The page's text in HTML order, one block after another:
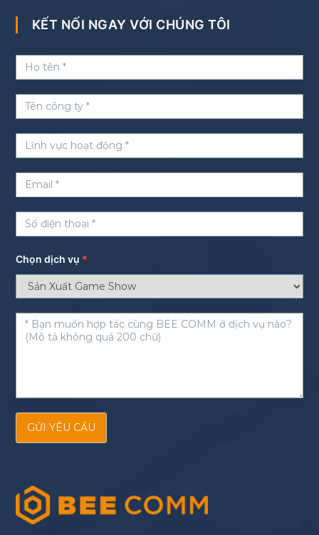
KẾT NỐI NGAY VỚI CHÚNG TÔI
Chọn dịch vụ *
GỬI YÊU CẦU